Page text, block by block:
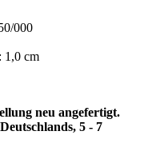
000
1,0 cm
neu angefertigt.
5 - 7